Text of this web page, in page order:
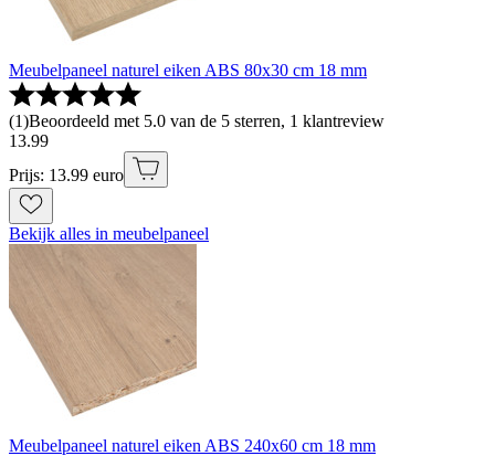
Meubelpaneel naturel eiken ABS 80x30 cm 18 mm
(1)Beoordeeld met 5.0 van de 5 sterren, 1 klantreview
13.99
Prijs: 13.99 euro
Bekijk alles in meubelpaneel
Meubelpaneel naturel eiken ABS 240x60 cm 18 mm